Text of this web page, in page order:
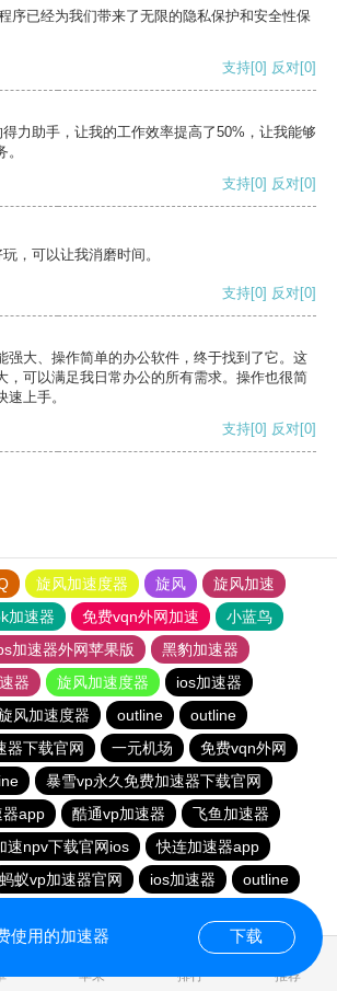
序已经为我们带来了无限的隐私保护和安全性保
支持[0] 反对[0]
力助手，让我的工作效率提高了50%，让我能够
支持[0] 反对[0]
，可以让我消磨时间。
支持[0] 反对[0]
强大、操作简单的办公软件，终于找到了它。这
，可以满足我日常办公的所有需求。操作也很简
上手。
支持[0] 反对[0]
旋风加速度器 旋风
旋风加速
加速器 免费vqn外网加速
小蓝鸟
加速器外网苹果版
黑豹加速器
器 旋风加速度器
ios加速器
风加速度器 outline
outline
器下载官网
一元机场
免费vqn外网
暴雪vp永久免费加速器下载官网
器app 酷通vp加速器
飞鱼加速器
速npv下载官网ios
快连加速器app
蚂蚁vp加速器官网 ios加速器
outline
苹果 排行 推荐
使用的加速器 下载
0.050385s